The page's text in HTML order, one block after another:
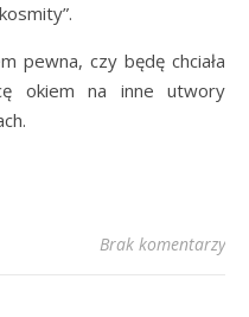
pewna, czy będę chciała
okiem na inne utwory
Brak komentarzy